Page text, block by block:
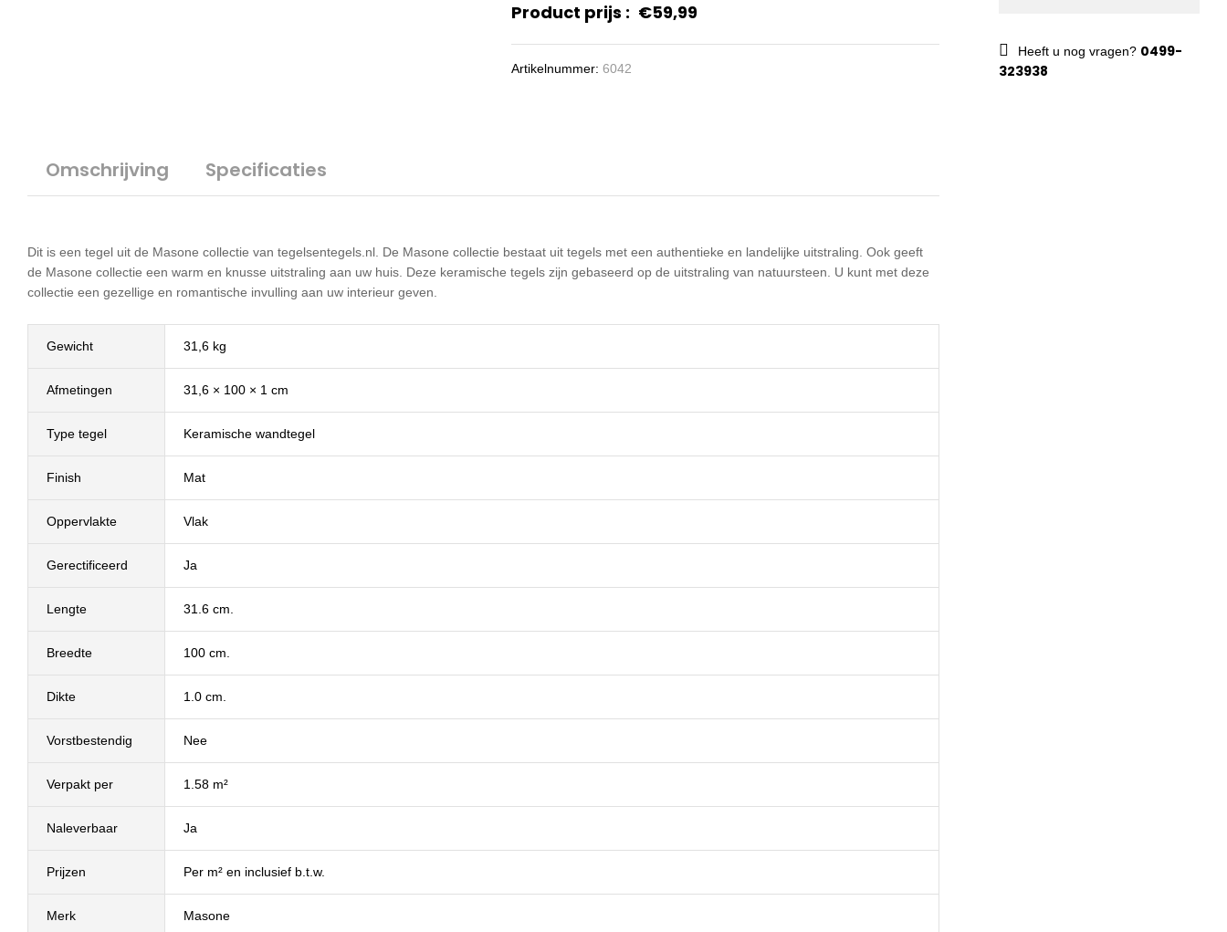
31.6x100x1.0
Product prijs : €59,99
Artikelnummer: 6042
Omschrijving Specificaties
Dit is een tegel uit de Masone collectie van tegelsentegels.nl. De Masone collectie bestaat uit tegels met een authentieke en landelijke uitstraling. Ook geeft
de Masone collectie een warm en knusse uitstraling aan uw huis. Deze keramische tegels zijn gebaseerd op de uitstraling van natuursteen. U kunt met deze
collectie een gezellige en romantische invulling aan uw interieur geven.
Gewicht 31,6 kg
Afmetingen 31,6 × 100 × 1 cm
Type tegel Keramische wandtegel
Finish Mat
Oppervlakte Vlak
Gerectificeerd Ja
Lengte 31.6 cm.
Breedte 100 cm.
Dikte 1.0 cm.
Vorstbestendig Nee
Verpakt per 1.58 m²
Naleverbaar Ja
Prijzen Per m² en inclusief b.t.w.
Merk Masone
Heeft u nog vragen? 0499-
323938